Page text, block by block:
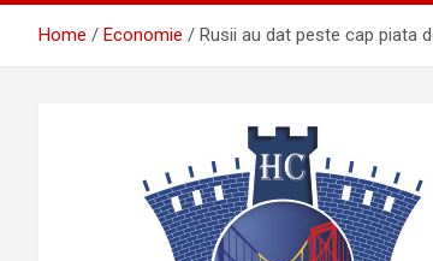
Home Economie Rusii au dat peste cap piata